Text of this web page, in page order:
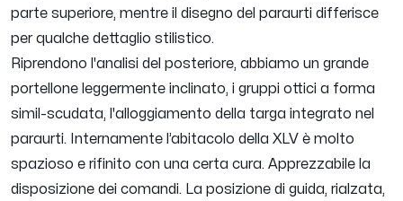
parte superiore, mentre il disegno del paraurti differisce
per qualche dettaglio stilistico.
Riprendono l'analisi del posteriore, abbiamo un grande
portellone leggermente inclinato, i gruppi ottici a forma
simil-scudata, l'alloggiamento della targa integrato nel
paraurti. Internamente l’abitacolo della XLV è molto
spazioso e rifinito con una certa cura. Apprezzabile la
disposizione dei comandi. La posizione di guida, rialzata,